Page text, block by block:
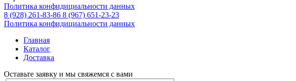
Политика конфидициальности данных
8 (928) 261-83-86 8 (967) 651-23-23
Политика конфидициальности данных
Главная
Каталог
Доставка
Оставьте заявку и мы свяжемся с вами